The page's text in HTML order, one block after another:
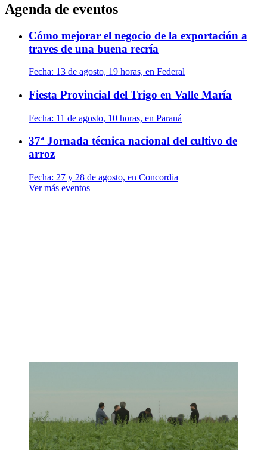
Agenda de eventos
Cómo mejorar el negocio de la exportación a
traves de una buena recría
Fecha: 13 de agosto, 19 horas, en Federal
Fiesta Provincial del Trigo en Valle María
Fecha: 11 de agosto, 10 horas, en Paraná
37ª Jornada técnica nacional del cultivo de
arroz
Fecha: 27 y 28 de agosto, en Concordia
Ver más eventos